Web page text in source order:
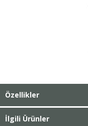
Özellikler
İlgili Ürünler